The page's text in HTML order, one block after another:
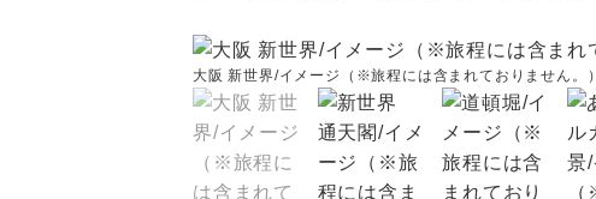
大阪 新世界/イメージ（※旅程には含まれておりません。）